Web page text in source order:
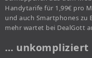
Handytarife für 1,99€ pro
und auch Smartphones zu
mehr wartet bei DealGott
… unkompliziert